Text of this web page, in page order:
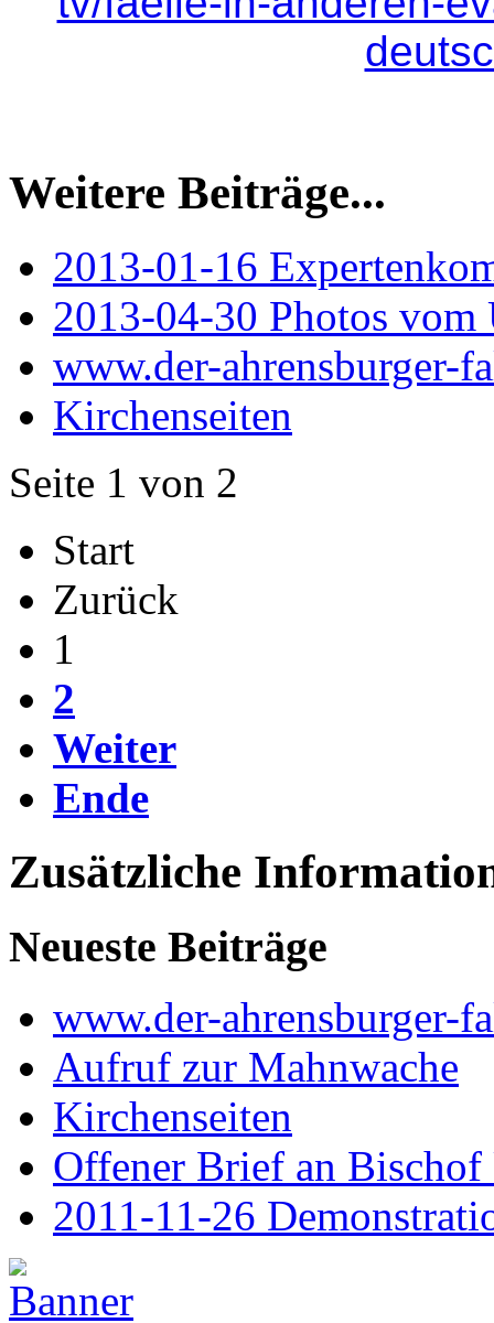
Weitere Beiträge...
2013-01-16
2013-04-30 Photos
www.der-ahrensburger-
Kirchenseiten
Seite 1 von 2
Start
Zurück
1
2
Weiter
Ende
Zusätzliche
Neueste Beiträge
www.der-ahrensburger-
Aufruf zur Mahnwache
Kirchenseiten
Offener Brief an
2011-11-26